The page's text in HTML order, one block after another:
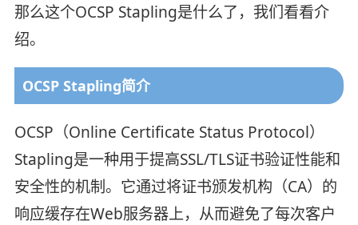
那么这个OCSP Stapling是什么了，我们看看介
绍。
OCSP Stapling简介
OCSP（Online Certificate Status Protocol）
Stapling是一种用于提高SSL/TLS证书验证性能和
安全性的机制。它通过将证书颁发机构（CA）的
响应缓存在Web服务器上，从而避免了每次客户